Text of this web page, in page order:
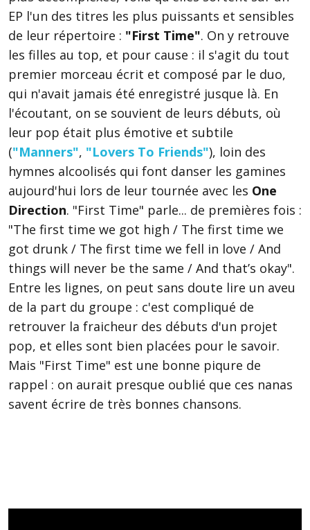
EP l'un des titres les plus puissants et sensibles
de leur répertoire : "First Time". On y retrouve
les filles au top, et pour cause : il s'agit du tout
premier morceau écrit et composé par le duo,
qui n'avait jamais été enregistré jusque là. En
l'écoutant, on se souvient de leurs débuts, où
leur pop était plus émotive et subtile
("Manners", "Lovers To Friends"), loin des
hymnes alcoolisés qui font danser les gamines
aujourd'hui lors de leur tournée avec les One
Direction. "First Time" parle... de premières fois :
"The first time we got high / The first time we
got drunk / The first time we fell in love / And
things will never be the same / And that’s okay".
Entre les lignes, on peut sans doute lire un aveu
de la part du groupe : c'est compliqué de
retrouver la fraicheur des débuts d'un projet
pop, et elles sont bien placées pour le savoir.
Mais "First Time" est une bonne piqure de
rappel : on aurait presque oublié que ces nanas
savent écrire de très bonnes chansons.